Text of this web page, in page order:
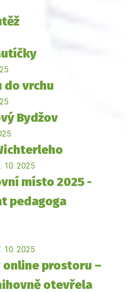
do vrchu
Bydžov
10. 2025
místo 2025 -
pedagoga
10. 2025
online prostoru –
otevřela